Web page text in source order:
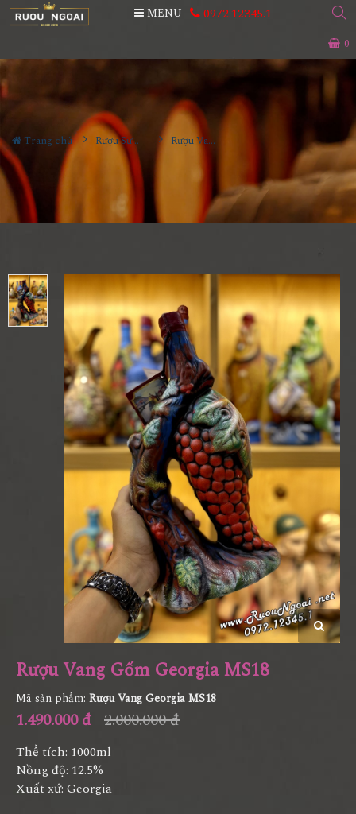
0
MENU 0972.12345.1
Trang chủ Rượu Sưu Tầm - Nga Rượu Vang Gốm Georgia MS18
Rượu Vang Gốm Georgia MS18
Mã sản phẩm: Rượu Vang Georgia MS18
1.490.000 đ 2.000.000 đ
Thể tích: 1000ml
Nồng độ: 12.5%
Xuất xứ: Georgia